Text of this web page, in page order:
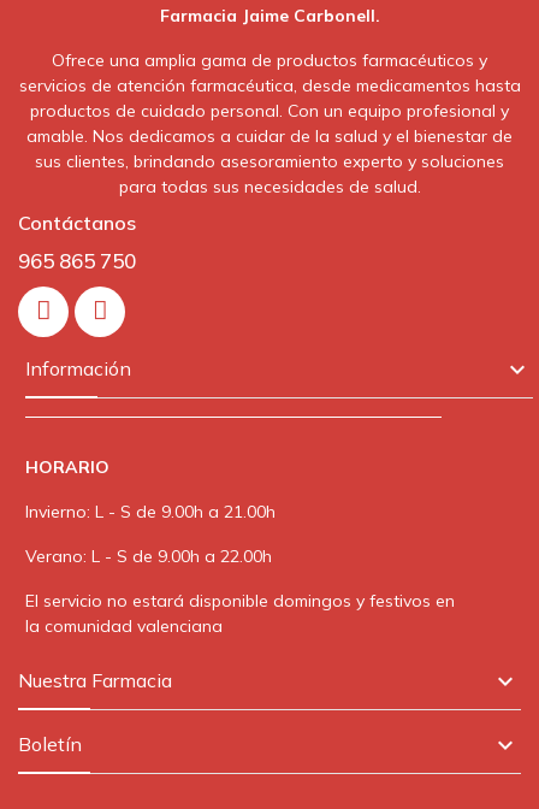
Farmacia Jaime Carbonell.
Ofrece una amplia gama de productos farmacéuticos y
servicios de atención farmacéutica, desde medicamentos hasta
productos de cuidado personal. Con un equipo profesional y
amable. Nos dedicamos a cuidar de la salud y el bienestar de
sus clientes, brindando asesoramiento experto y soluciones
para todas sus necesidades de salud.
Contáctanos
965 865 750
Información 
HORARIO
Invierno: L - S de 9.00h a 21.00h
Verano: L - S de 9.00h a 22.00h
El servicio no estará disponible domingos y festivos en
la comunidad valenciana
Nuestra Farmacia 
Boletín 